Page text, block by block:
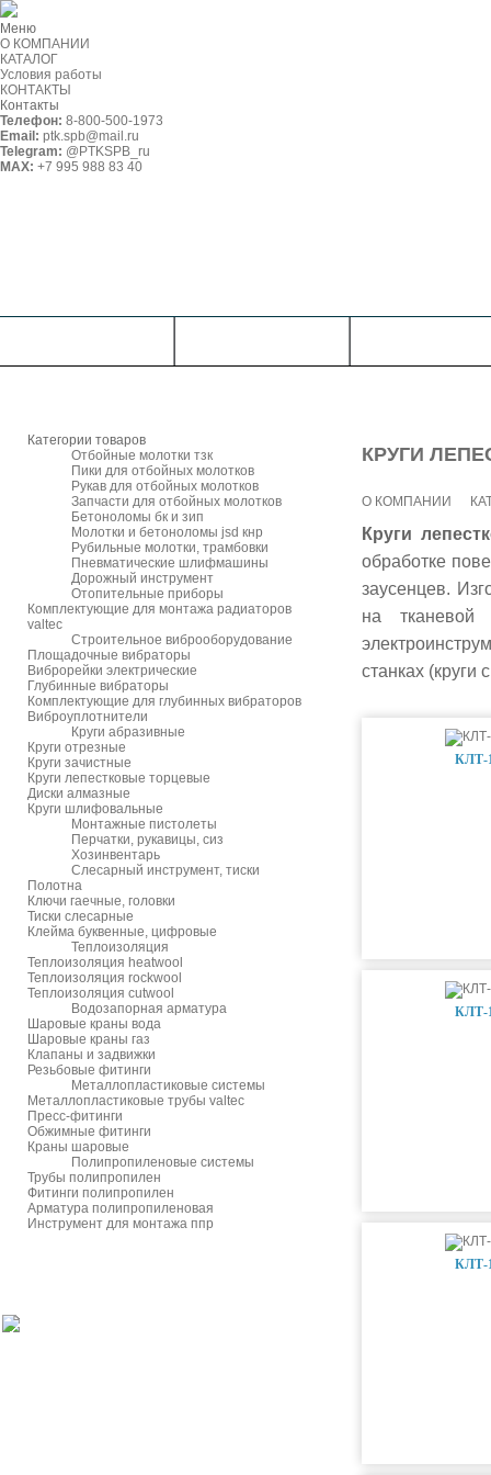
Меню
О КОМПАНИИ
КАТАЛОГ
Условия работы
КОНТАКТЫ
Контакты
Телефон: 8-800-500-1973
Email: ptk.spb@mail.ru
Telegram: @PTKSPB_ru
MAX: +7 995 988 83 40
Категории товаров
Отбойные молотки тзк
Пики для отбойных молотков
Рукав для отбойных молотков
Запчасти для отбойных молотков
Бетоноломы бк и зип
Молотки и бетоноломы jsd кнр
Рубильные молотки, трамбовки
Пневматические шлифмашины
Дорожный инструмент
Отопительные приборы
Комплектующие для монтажа радиаторов
valtec
Строительное виброоборудование
Площадочные вибраторы
Виброрейки электрические
Глубинные вибраторы
Комплектующие для глубинных вибраторов
Виброуплотнители
Круги абразивные
Круги отрезные
Круги зачистные
Круги лепестковые торцевые
Диски алмазные
Круги шлифовальные
Монтажные пистолеты
Перчатки, рукавицы, сиз
Хозинвентарь
Слесарный инструмент, тиски
Полотна
Ключи гаечные, головки
Тиски слесарные
Клейма буквенные, цифровые
Теплоизоляция
Теплоизоляция heatwool
Теплоизоляция rockwool
Теплоизоляция cutwool
Водозапорная арматура
Шаровые краны вода
Шаровые краны газ
Клапаны и задвижки
Резьбовые фитинги
Металлопластиковые системы
Металлопластиковые трубы valtec
Пресс-фитинги
Обжимные фитинги
Краны шаровые
Полипропиленовые системы
Трубы полипропилен
Фитинги полипропилен
Арматура полипропиленовая
Инструмент для монтажа ппр
КРУГИ
О КОМПАНИИ
Круги
обработке
заусенцев. И
на
станках
КЛТ-
КЛТ-
КЛТ-